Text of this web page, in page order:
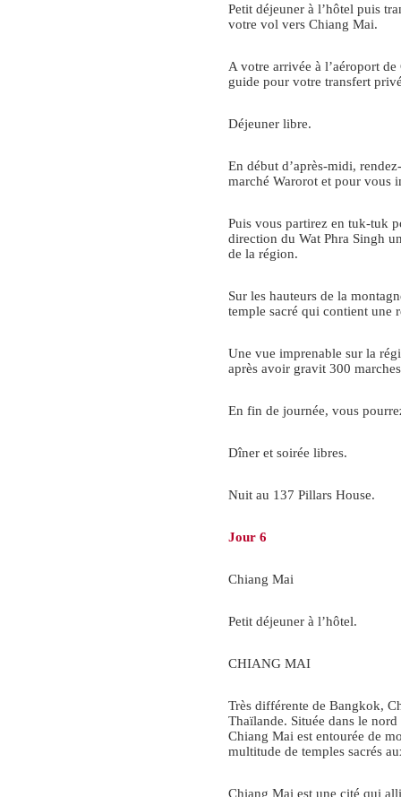
Petit déjeuner à l’hôtel puis
votre vol vers Chiang Mai.
A votre arrivée à l’aéroport
guide pour votre transfert
Déjeuner libre.
En début d’après-midi,
marché Warorot et pour vous
Puis vous partirez en tuk-tuk
direction du Wat Phra Singh
de la région.
Sur les hauteurs de la
temple sacré qui contient une
Une vue imprenable sur la
après avoir gravit 300
En fin de journée, vous
Dîner et soirée libres.
Nuit au 137 Pillars House.
Jour 6
Chiang Mai
Petit déjeuner à l’hôtel.
CHIANG MAI
Très différente de Bangkok,
Thaïlande. Située dans le
Chiang Mai est entourée de
multitude de temples sacrés
Chiang Mai est une cité qui